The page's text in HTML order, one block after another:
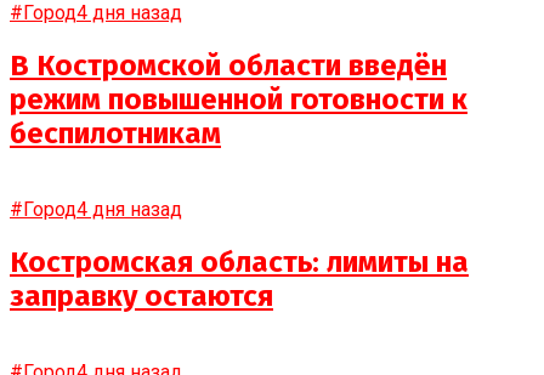
#Город4 дня назад
В Костромской области введён
режим повышенной готовности к
беспилотникам
#Город4 дня назад
Костромская область: лимиты на
заправку остаются